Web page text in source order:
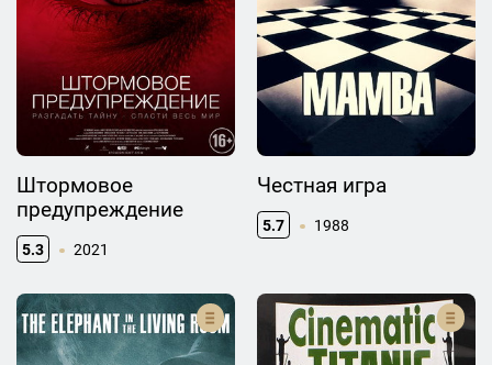
Штормовое
предупреждение
5.3 2021
Честная игра
5.7 1988